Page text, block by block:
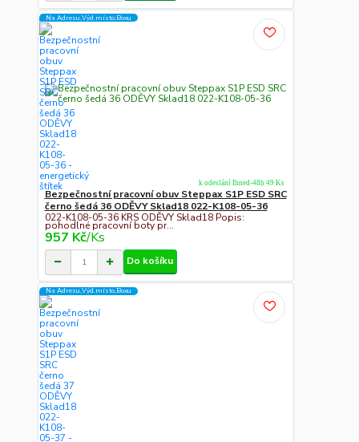
Na Adresu,Výd.místo,Boxu
Bezpečnostní pracovní obuv Steppax S1P ESD SRC
černo šedá 36 ODĚVY Sklad18 022-K108-05-36
022-K108-05-36 KRS ODĚVY Sklad18 Popis:
pohodlné pracovní boty pr...
957 Kč/Ks
k odeslání Ihned-48h 49 Ks
Do košíku
Na Adresu,Výd.místo,Boxu